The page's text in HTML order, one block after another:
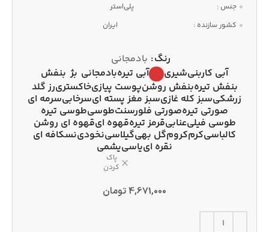
جنس :
پلی‌استر
کشور سازنده :
ایران
رنگ بادمجانی
آبی کاربنیشیری آبی تیرهبادمجانی بژ بنفش
بنفش تیرهبنفش روشنپوست پیازیخاکستریرز گلد
زرشکیسبز کله غازیسبز مغز پسته ایسرخابیسرمه ای
صورتی تیرهصورتی فلورسنتطوسیطوسی تیره
طوسی فیلیعنابیقرمز تیرهقهوه ایقهوه ای روشن
کالباسیکرمکرومگل بهیگیلاسینخودینسکافه ای
نقره اییاسییشمی
پاک
کردن
4,671,000تومان